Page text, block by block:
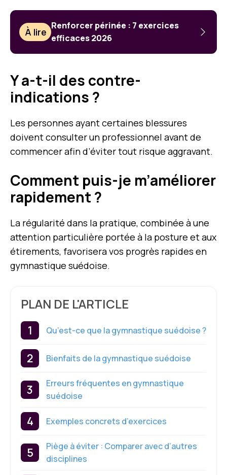
À lire
Renforcer périnée : 7 exercices
efficaces 2026
Y a-t-il des contre-
indications ?
Les personnes ayant certaines blessures
doivent consulter un professionnel avant de
commencer afin d’éviter tout risque aggravant.
Comment puis-je m’améliorer
rapidement ?
La régularité dans la pratique, combinée à une
attention particulière portée à la posture et aux
étirements, favorisera vos progrès rapides en
gymnastique suédoise.
PLAN DE L'ARTICLE
Qu’est-ce que la gymnastique suédoise ?
Bienfaits de la gymnastique suédoise
Erreurs fréquentes en gymnastique
suédoise
Exemples concrets d’exercices
Piège à éviter : Comparer avec d’autres
disciplines